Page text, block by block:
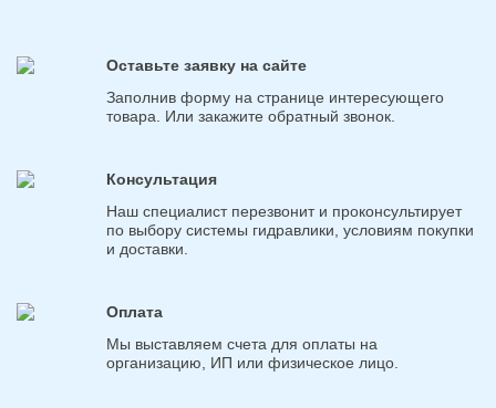
Оставьте заявку на сайте
Заполнив форму на странице интересующего
товара. Или закажите обратный звонок.
Консультация
Наш специалист перезвонит и проконсультирует
по выбору системы гидравлики, условиям покупки
и доставки.
Оплата
Мы выставляем счета для оплаты на
организацию, ИП или физическое лицо.